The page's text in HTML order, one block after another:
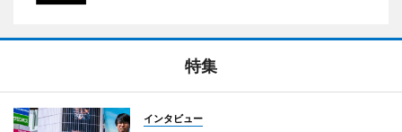
特集
インタビュー